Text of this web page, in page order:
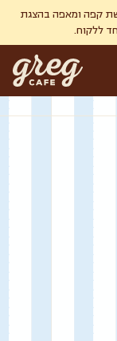
הנחה בגרג ברכישת קפה ומאפה בהצגת
ללקוח.